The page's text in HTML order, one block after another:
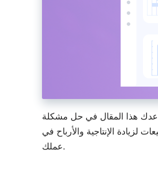
سرّع تأهيل الموظفين الجدد وأضف لمسة شخصية باستخدام
سرّع التواصل في العمل باستخدام رسائل فيديو فورية.
ابقَ على تواصل، وشارك التحديثات، وتعاون بشكل أسرع عبر رسائل
هذا المقال في حل مشكلة
الإنتاجية والأرباح في
عملك.